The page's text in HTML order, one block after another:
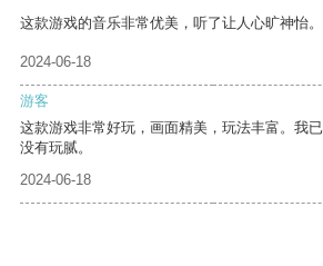
这款游戏的音乐非常优美，听了让人心旷神怡。
2024-06-18
游客
这款游戏非常好玩，画面精美，玩法丰富。我
没有玩腻。
2024-06-18